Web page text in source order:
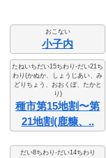
おこない
小子内
たねいちだい15ちわり-だい21ち
わり(かぬか、しょうじあい、み
どりちょう、おおくぼ、たかと
り)
種市第15地割〜第
21地割(鹿糠、..
だい8ちわり-だい14ちわり